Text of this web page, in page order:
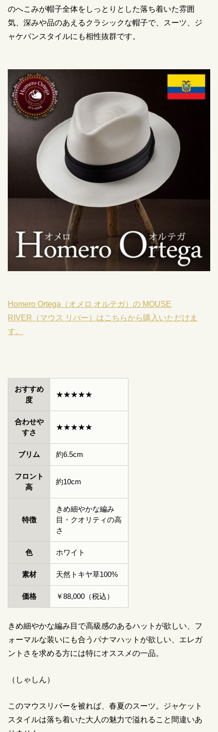
のへこみが帽子全体をしっとりとした落ち着いた雰囲
気、深みや品のあえるクラシックな帽子で、スーツ、ジ
ャケパンスタイルにも相性抜群です。
Homero Ortega（オメロ オルテガ）の MOUSE
RIVER（マウス リバー）はこちらから購入いただけま
す。
おすすめ
度
★★★★★
合わせや
すさ
★★★★★
ブリム 約6.5cm
フロント
高
約10cm
特徴
きめ細やかな編み
目・クオリティの高
さ
色 ホワイト
素材 天然トキヤ草100%
価格 ￥88,000（税込）
きめ細やかな編み目で高級感のあるハットが欲しい、フ
ォーマルな装いにも合うパナマハットが欲しい、エレガ
ントさを求める方には特にオススメの一品。
（しゃしん）
このマウスリバーを被れば、春夏のスーツ。ジャケット
スタイルは落ち着いた大人の魅力で溢れること間違いあ